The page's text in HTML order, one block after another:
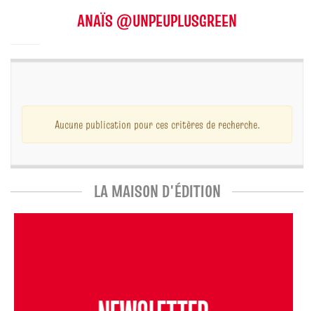
ANAÏS @UNPEUPLUSGREEN
Aucune publication pour ces critères de recherche.
LA MAISON D'ÉDITION